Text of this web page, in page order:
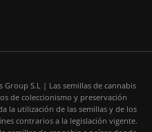
S.L | Las semillas de cannabis
de coleccionismo y preservación
la utilización de las semillas y de los
contrarios a la legislación vigente.